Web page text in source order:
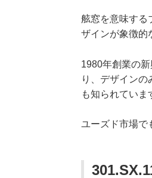
舷窓を意味する
ザインが象徴的
1980年創業の
り、デザイン
も知られていま
ユーズド市場で